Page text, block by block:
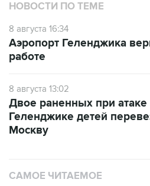
НОВОСТИ ПО ТЕМЕ
8 августа 16:34
Аэропорт Геленджика
работе
8 августа 13:02
Двое раненных при
Геленджике детей
Москву
САМОЕ ЧИТАЕМОЕ